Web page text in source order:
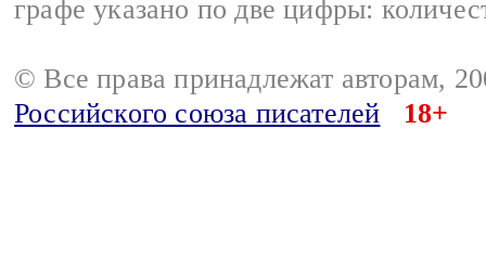
графе указано по две цифры:
© Все права принадлежат авторам,
Российского союза писателей
18+